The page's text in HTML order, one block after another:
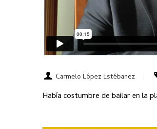
Carmelo López Estébanez
Había costumbre de bailar en la